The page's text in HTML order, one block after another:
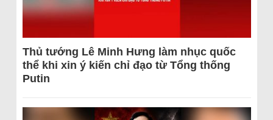
Thủ tướng Lê Minh Hưng làm nhục quốc
thể khi xin ý kiến chỉ đạo từ Tổng thống
Putin